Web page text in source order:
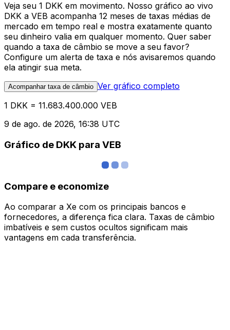
Veja seu 1 DKK em movimento. Nosso gráfico ao vivo
DKK a VEB acompanha 12 meses de taxas médias de
mercado em tempo real e mostra exatamente quanto
seu dinheiro valia em qualquer momento. Quer saber
quando a taxa de câmbio se move a seu favor?
Configure um alerta de taxa e nós avisaremos quando
ela atingir sua meta.
Acompanhar taxa de câmbio Ver gráfico completo
1 DKK = 11.683.400.000 VEB
9 de ago. de 2026, 16:38 UTC
Gráfico de DKK para VEB
Compare e economize
Ao comparar a Xe com os principais bancos e
fornecedores, a diferença fica clara. Taxas de câmbio
imbatíveis e sem custos ocultos significam mais
vantagens em cada transferência.